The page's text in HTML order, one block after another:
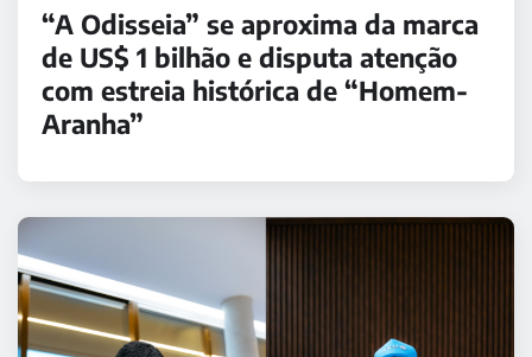
“A Odisseia” se aproxima da marca
de US$ 1 bilhão e disputa atenção
com estreia histórica de “Homem-
Aranha”